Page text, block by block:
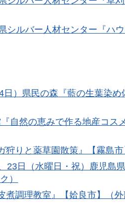
シルバー人材センター『ハ
） 県民の森『藍の生葉染め
自然の恵みで作る地産コス
りと薬草園散策』【霧島市
23日（水曜日・祝）鹿児島
）
調理教室』【姶良市】（外